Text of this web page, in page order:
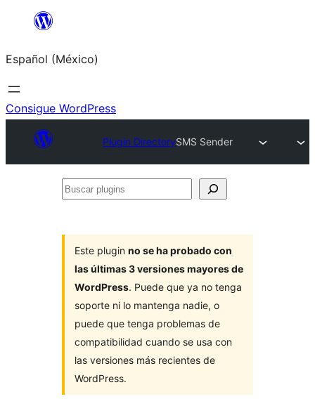
Saltar
contenido
Español (México)
Consigue WordPress
Plugin DirectorySMS Sender
Buscar
Este plugin no se ha probado con
las últimas 3 versiones mayores de
WordPress. Puede que ya no tenga
soporte ni lo mantenga nadie, o
puede que tenga problemas de
compatibilidad cuando se usa con
las versiones más recientes de
WordPress.